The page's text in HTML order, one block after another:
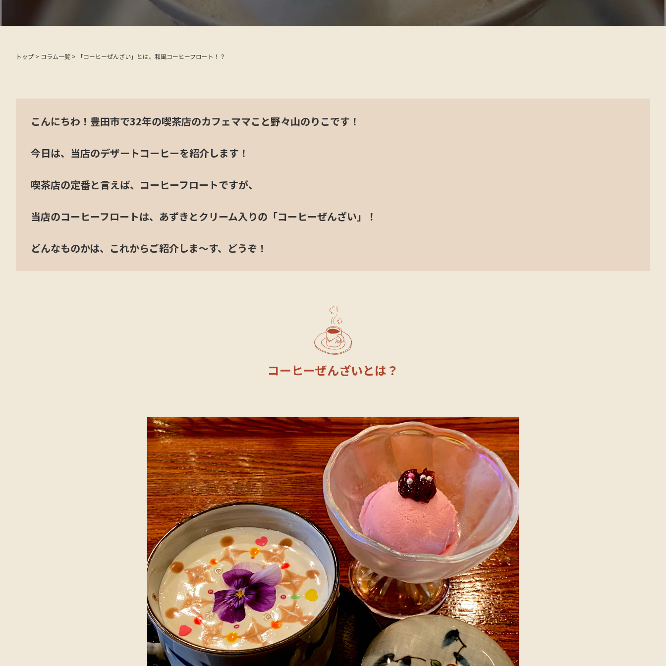
トップ > コラム一覧 > 「コーヒーぜんざい」とは、和風コーヒーフロート！？
こんにちわ！豊田市で32年の喫茶店のカフェママこと野々山のりこです！
今日は、当店のデザートコーヒーを紹介します！
喫茶店の定番と言えば、コーヒーフロートですが、
当店のコーヒーフロートは、あずきとクリーム入りの「コーヒーぜんざい」！
どんなものかは、これからご紹介しま〜す、どうぞ！
コーヒーぜんざいとは？
定休日カレンダー